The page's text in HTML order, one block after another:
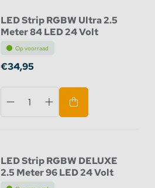
LED Strip RGBW Ultra 2.5
Meter 84 LED 24 Volt
Op voorraad
€34,95
LED Strip RGBW DELUXE
2.5 Meter 96 LED 24 Volt